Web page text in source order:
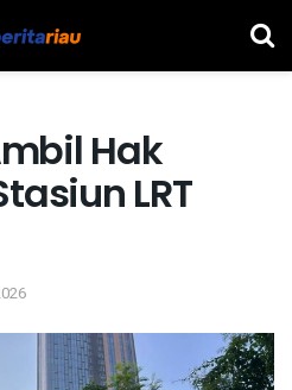
Hak
LRT